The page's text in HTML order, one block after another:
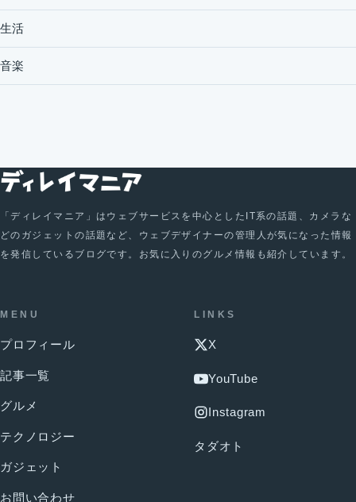
生活
音楽
「ディレイマニア」はウェブサービスを中心としたIT系の話題、カメラな
どのガジェットの話題など、ウェブデザイナーの管理人が気になった情報
を発信しているブログです。お気に入りのグルメ情報も紹介しています。
MENU
プロフィール
記事一覧
グルメ
テクノロジー
ガジェット
お問い合わせ
LINKS
X
YouTube
Instagram
タダオト